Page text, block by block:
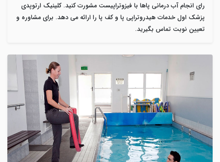
رای انجام آب درمانی پاها با فیزوتراپیست مشورت کنید. کلینیک ارتوپدی
پزشک اول خدمات هیدروتراپی پا و کف پا را ارائه می دهد. برای مشاوره و
تعیین نوبت تماس بگیرید.